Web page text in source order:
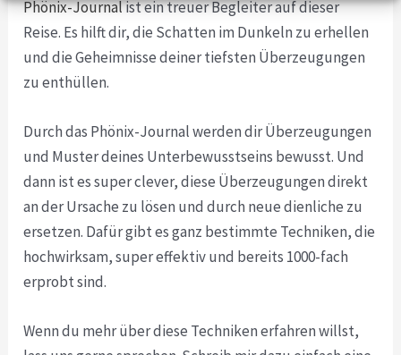
Phönix-Journalist ein treuer Begleiter auf dieser
Reise. Es hilft dir, die Schatten im Dunkeln zu erhellen
und die Geheimnisse deiner tiefsten Überzeugungen
zu enthüllen.
Durch das Phönix-Journal werden dir Überzeugungen
und Muster deines Unterbewusstseins bewusst. Und
dann ist es super clever, diese Überzeugungen direkt
an der Ursache zu lösen und durch neue dienliche zu
ersetzen. Dafür gibt es ganz bestimmte Techniken, die
hochwirksam, super effektiv und bereits 1000-fach
erprobt sind.
Wenn du mehr über diese Techniken erfahren willst,